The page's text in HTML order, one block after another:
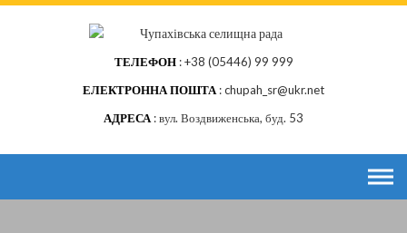
Skip
ТЕЛЕФОН +38 (05446) 99 999
ЕЛЕКТРОННА ПОШТА chupah_sr@ukr.net
АДРЕСА вул. Воздвиженська, буд. 53